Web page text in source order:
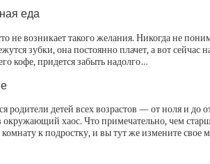
еда
не возникает такого желания. Никогда не
зубки, она постоянно плачет, а вот сейчас
кофе, придется забыть надолго…
родители детей всех возрастов — от ноля и до
окружающий хаос. Что примечательно, чем
комнату к подростку, и вы тут же измените свое